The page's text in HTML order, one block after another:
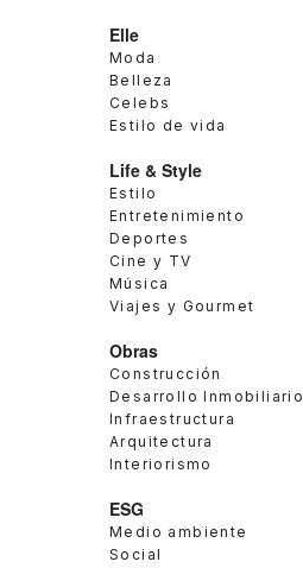
Elle
Moda
Belleza
Celebs
Estilo de vida
Life & Style
Estilo
Entretenimiento
Deportes
Cine y TV
Música
Viajes y Gourmet
Obras
Construcción
Desarrollo Inmobiliario
Infraestructura
Arquitectura
Interiorismo
ESG
Medio ambiente
Social